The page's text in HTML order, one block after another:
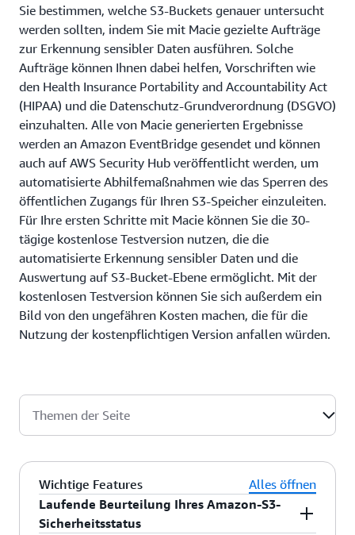
Sie bestimmen, welche S3-Buckets genauer untersucht
werden sollten, indem Sie mit Macie gezielte Aufträge
zur Erkennung sensibler Daten ausführen. Solche
Aufträge können Ihnen dabei helfen, Vorschriften wie
den Health Insurance Portability and Accountability Act
(HIPAA) und die Datenschutz-Grundverordnung (DSGVO)
einzuhalten. Alle von Macie generierten Ergebnisse
werden an Amazon EventBridge gesendet und können
auch auf AWS Security Hub veröffentlicht werden, um
automatisierte Abhilfemaßnahmen wie das Sperren des
öffentlichen Zugangs für Ihren S3-Speicher einzuleiten.
Für Ihre ersten Schritte mit Macie können Sie die 30-
tägige kostenlose Testversion nutzen, die die
automatisierte Erkennung sensibler Daten und die
Auswertung auf S3-Bucket-Ebene ermöglicht. Mit der
kostenlosen Testversion können Sie sich außerdem ein
Bild von den ungefähren Kosten machen, die für die
Nutzung der kostenpflichtigen Version anfallen würden.
Themen der Seite
Wichtige Features
Alles öffnen
Laufende Beurteilung Ihres Amazon-S3-
Sicherheitsstatus